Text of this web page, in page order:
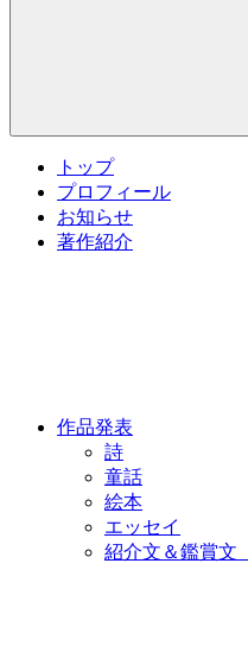
トップ
プロフィール
お知らせ
著作紹介
作品発表
詩
童話
絵本
エッセイ
紹介文＆鑑賞文